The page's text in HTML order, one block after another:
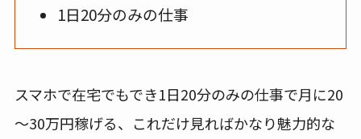
1日20分のみの仕事
スマホで在宅でもでき1日20分のみの仕事で月に20
～30万円稼げる、これだけ見ればかなり魅力的な